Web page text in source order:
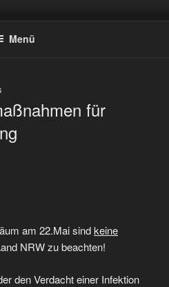
HOLTWICK
Menü
für
am 22.Mai sindkeine
NRW zu beachten!
den Verdacht einer Infektion